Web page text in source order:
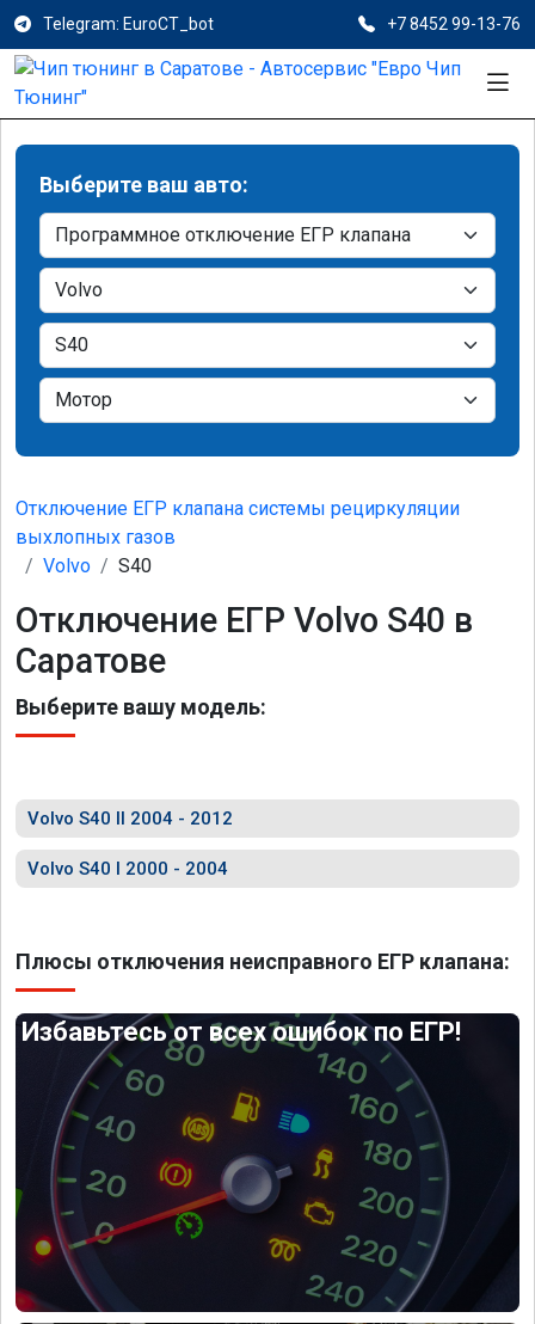
Telegram: EuroCT_bot +7 8452 99-13-76
Выберите ваш авто:
Отключение ЕГР клапана системы рециркуляции
выхлопных газов
Volvo
S40
Отключение ЕГР Volvo S40 в
Саратове
Выберите вашу модель:
Volvo S40 II 2004 - 2012
Volvo S40 I 2000 - 2004
Плюсы отключения неисправного ЕГР клапана:
Избавьтесь от всех ошибок по ЕГР!